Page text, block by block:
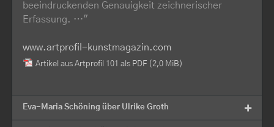
beeindruckenden Genauigkeit zeichnerischer
Erfassung. …"
www.artprofil-kunstmagazin.com
Artikel aus Artprofil 101 als PDF (2,0 MiB)
Eva-Maria Schöning über Ulrike Groth